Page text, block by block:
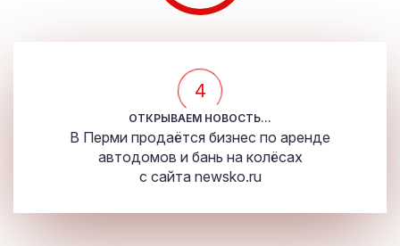
4
ОТКРЫВАЕМ НОВОСТЬ...
В Перми продаётся бизнес по аренде
автодомов и бань на колёсах
с сайта newsko.ru